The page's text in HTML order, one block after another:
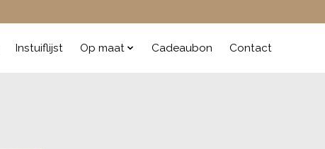
Instuiflijst Op maat Cadeaubon Contact